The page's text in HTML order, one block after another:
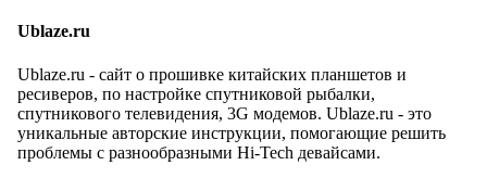
Ublaze.ru
Ublaze.ru - сайт о прошивке китайских планшетов и
ресиверов, по настройке спутниковой рыбалки,
спутникового телевидения, 3G модемов. Ublaze.ru - это
уникальные авторские инструкции, помогающие решить
проблемы с разнообразными Hi-Tech девайсами.